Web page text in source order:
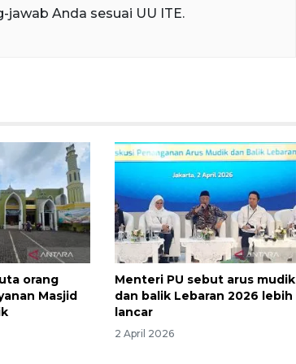
Anda sesuai UU ITE.
orang
Masjid
Menteri PU sebut arus mudik
dan balik Lebaran 2026 lebih
lancar
2 April 2026